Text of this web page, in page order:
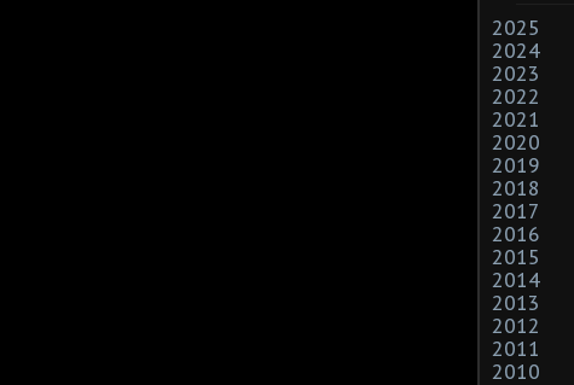
2025
2024
2023
2022
2021
2020
2019
2018
2017
2016
2015
2014
2013
2012
2011
2010